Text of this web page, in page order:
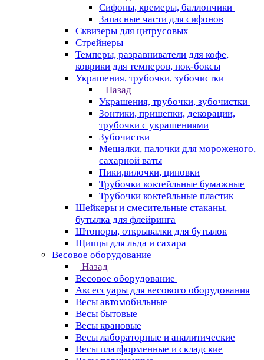
Сифоны, кремеры, баллончики
Запасные части для сифонов
Сквизеры для цитрусовых
Стрейнеры
Темперы, разравниватели для кофе,
коврики для темперов, нок-боксы
Украшения, трубочки, зубочистки
Назад
Украшения, трубочки, зубочистки
Зонтики, прищепки, декорации,
трубочки с украшениями
Зубочистки
Мешалки, палочки для мороженого,
сахарной ваты
Пики,вилочки, циновки
Трубочки коктейльные бумажные
Трубочки коктейльные пластик
Шейкеры и смесительные стаканы,
бутылка для флейринга
Штопоры, открывалки для бутылок
Щипцы для льда и сахара
Весовое оборудование
Назад
Весовое оборудование
Аксессуары для весового оборудования
Весы автомобильные
Весы бытовые
Весы крановые
Весы лабораторные и аналитические
Весы платформенные и складские